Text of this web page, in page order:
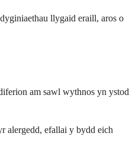
llygaid eraill, aros o
am sawl wythnos yn ystod
alergedd, efallai y bydd eich